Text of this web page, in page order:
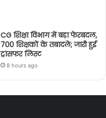
CG शिक्षा विभाग में बड़ा फेरबदल,
700 शिक्षकों के तबादले; जारी हुई
ट्रांसफर लिस्ट
8 hours ago